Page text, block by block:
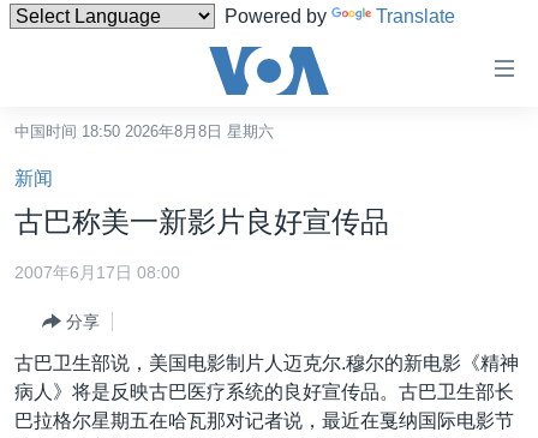
Powered by Translate
碍
链
接
转
跳
转
港澳
国际
最新国际新闻
分类新闻
中国时间 18:50 2026年8月8日 星期六
新闻
古巴称美一新影片良好宣传品
2007年6月17日 08:00
分享
古巴卫生部说，美国电影制片人迈克尔.穆尔的新电影《精神
病人》将是反映古巴医疗系统的良好宣传品。古巴卫生部长
巴拉格尔星期五在哈瓦那对记者说，最近在戛纳国际电影节